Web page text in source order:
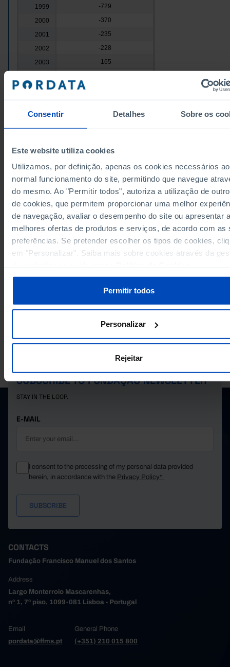
Consentir Detalhes Sobre os
Este website utiliza cookies
Utilizamos, por definição, apenas os cookies necessários ao
normal funcionamento do site, permitindo que navegue
do mesmo. Ao "Permitir todos", autoriza a utilização de
de cookies, que permitem proporcionar uma melhor
de navegação, avaliar o desempenho do site ou apresentar
melhores ofertas de produtos e serviços, de acordo com as
preferências. Se pretender escolher os tipos de cookies,
em "Personalizar". Saiba mais sobre cookies através da
Permitir todos
Personalizar
Rejeitar
1999
-729
2000
-370
2001
-235
2002
-228
2003
-165
2005
2007
38
137
2013
277
2014
24
2015
170
2016
47
2017
-61
2
2021
-91
10
2023
-201
Sources/Entities: DGPJ/MJ, PORDATA
Last updated: 2026-05-04
RELATED
Judges: total and by sex in Portugal
PORDATA IS A PROJECT OF THE FUNDAÇÃO FRANCISCO MANUEL DOS
SUBSCRIBE TO FUNDAÇÃO NEWSLETTER
STAY IN THE LOOP.
E-MAIL
I consent to the processing of my personal data provided
herein, in accordance with the Privacy Policy*
CONTACTS
Fundação Francisco Manuel dos Santos
Address
Largo Monterroio Mascarenhas,
nº 1, 7º piso, 1099-081 Lisboa - Portugal
Email
pordata@ffms.pt
General Phone
(+351) 210 015 800